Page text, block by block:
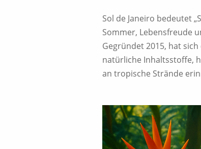
Sol de Janeiro bedeutet
Sommer, Lebensfreude
Gegründet 2015, hat
natürliche Inhaltsstoffe,
an tropische Strände